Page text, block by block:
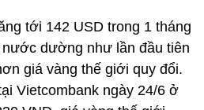
tới 142 USD trong 1 tháng
dường như lần đầu tiên
giá vàng thế giới quy đổi.
Vietcombank ngày 24/6 ở